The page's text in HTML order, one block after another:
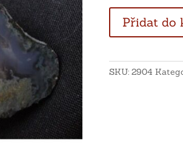
mechem
achátem
Přidat do
SKU: 2904